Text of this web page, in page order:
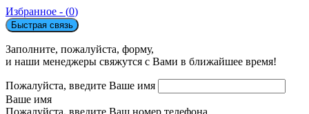
Избранное - (0)
Быстрая связь
Заполните, пожалуйста, форму,
и наши менеджеры свяжутся с Вами в ближайшее время!
Пожалуйста, введите Ваше имя
Ваше имя
Пожалуйста, введите Ваш номер телефона